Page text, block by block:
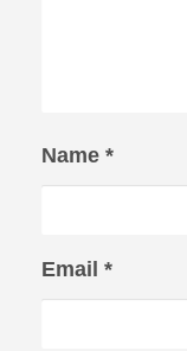
Name *
Email *